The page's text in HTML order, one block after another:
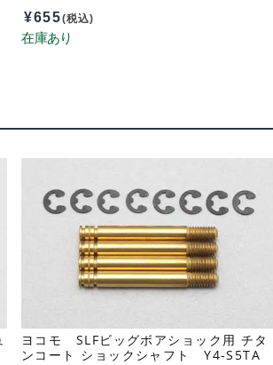
¥655(税込)
ヨコモ SLFビッグボアショック用 チタ
ンコート ショックシャフト Y4-S5TA